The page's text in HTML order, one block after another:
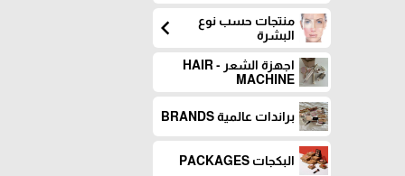
منتجات حسب نوع
البشرة
chevron_left
اجهزة الشعر - HAIR
MACHINE
براندات عالمية BRANDS
البكجات PACKAGES